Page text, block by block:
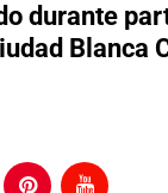
durante
Blanca